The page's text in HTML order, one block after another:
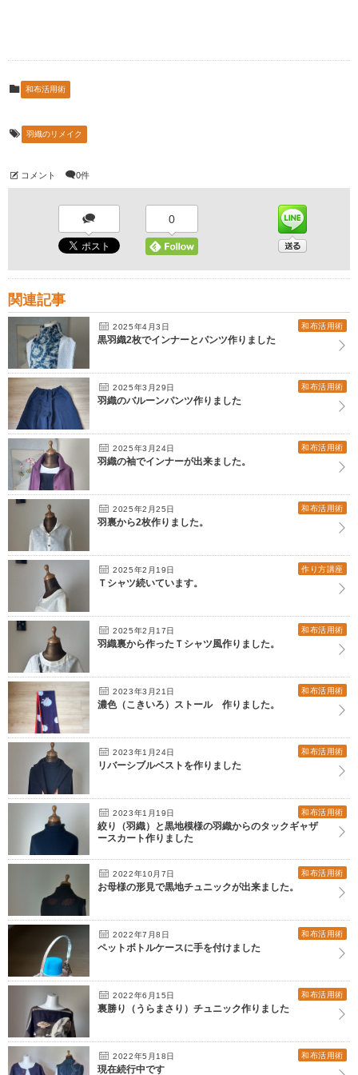
和布活用術
羽織のリメイク
コメント 0件
0
関連記事
2025年4月3日 和布活用術
黒羽織2枚でインナーとパンツ作りました
2025年3月29日 和布活用術
羽織のバルーンパンツ作りました
2025年3月24日 和布活用術
羽織の袖でインナーが出来ました。
2025年2月25日 和布活用術
羽裏から2枚作りました。
2025年2月19日 作り方講座
Ｔシャツ続いています。
2025年2月17日 和布活用術
羽織裏から作ったＴシャツ風作りました。
2023年3月21日 和布活用術
濃色（こきいろ）ストール 作りました。
2023年1月24日 和布活用術
リバーシブルベストを作りました
2023年1月19日 和布活用術
絞り（羽織）と黒地模様の羽織からのタックギャザ
ースカート作りました
2022年10月7日 和布活用術
お母様の形見で黒地チュニックが出来ました。
2022年7月8日 和布活用術
ペットボトルケースに手を付けました
2022年6月15日 和布活用術
裏勝り（うらまさり）チュニック作りました
2022年5月18日 和布活用術
現在続行中です